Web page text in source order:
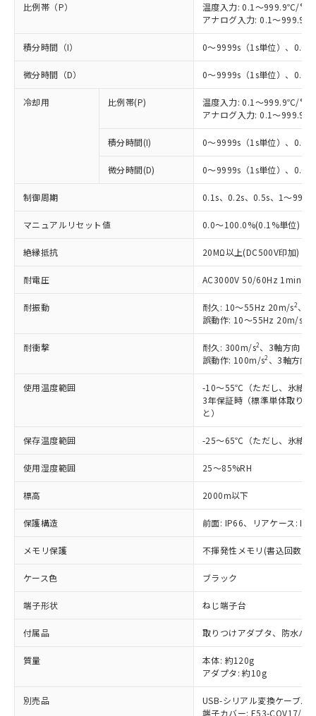
比例帯（P）
温度入力: 0.1～999.9℃/°F
アナログ入力: 0.1～
積分時間（I） 0～9999s（1s単位）、0.0
微分時間（D） 0～9999s（1s単位）、0.0
冷却用 比例帯(P)
温度入力: 0.1～999.9℃/°F
アナログ入力: 0.1～
積分時間(I) 0～9999s（1s単位）、0.0
微分時間(D) 0～9999s（1s単位）、0.0
制御周期 0.1s、0.2s、0.5s、1～99s
マニュアルリセット値 0.0～100.0%(0.1%単位)
絶縁抵抗 20MΩ以上(DC500V印加)
耐電圧 AC3000V 50/60Hz 1min (
耐振動 耐久: 10～55Hz 20m/s2、3
誤動作: 10～55Hz 20m/s
耐衝撃 耐久: 300m/s2、3軸方向 各
誤動作: 100m/s2 、3軸方向
使用温度範囲
-10～55℃（ただし、氷結、
3年保証時（標準単体取り
と）
保存温度範囲 -25～65℃（ただし、氷結、
使用湿度範囲 25～85%RH
標高 2000m以下
保護構造 前面: IP66、リアケース:
メモリ保護 不揮発性メモリ(書込回数:
ケース色 ブラック
端子形状 ねじ端子台
付属品 取りつけアダプタ、防水パ
質量
本体: 約120g
アダプタ: 約10g
別売品
USB-シリアル変換ケーブル:
端子カバー: E53-COV17/
対応済み：EU RoHS指令（10物質）の